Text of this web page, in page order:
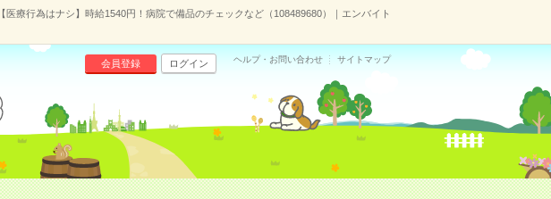
【医療行為はナシ】時給1540円！病院で備品のチェックなど（108489680）｜エンバイト
会員登録 ログイン ヘルプ・お問い合わせ サイトマップ